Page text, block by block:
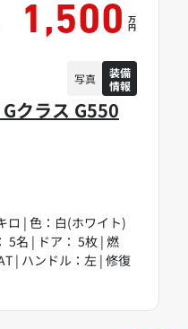
クラス G550
ロ | 色：白(ホワイト)
5名 | ドア： 5枚 | 燃
| ハンドル：左 | 修復
1,500 万
円
写真
装備
情報